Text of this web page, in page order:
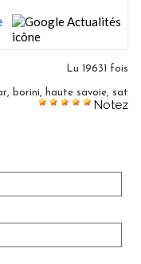
Lu 19631 fois
, borini, haute savoie, sat
Notez